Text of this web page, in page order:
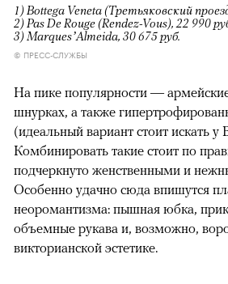
1) Bottega Veneta (Третьяковский
2) Pas De Rouge (Rendez-Vous), 22 990
3) Marques’Almeida, 30 675 руб.
© ПРЕСС-СЛУЖБЫ
На пике популярности —
шнурках, а также
(идеальный вариант стоит искать у
Комбинировать такие стоит по
подчеркнуто женственными и
Особенно удачно сюда впишутся
неоромантизма: пышная юбка,
объемные рукава и, возможно,
викторианской эстетике.